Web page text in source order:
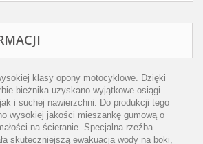
klasy opony motocyklowe. Dzięki
bieżnika uzyskano wyjątkowe osiągi
i suchej nawierzchni. Do produkcji tego
wysokiej jakości mieszankę gumową o
na ścieranie. Specjalna rzeźba
skuteczniejszą ewakuacją wody na boki,